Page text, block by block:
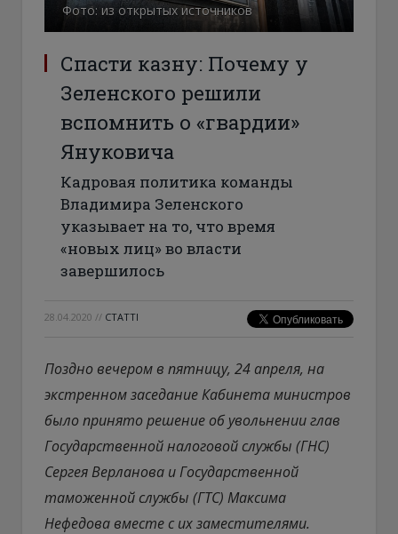
Фото: из открытых источников
Спасти казну: Почему у
Зеленского решили
вспомнить о «гвардии»
Януковича
Кадровая политика команды
Владимира Зеленского
указывает на то, что время
«новых лиц» во власти
завершилось
28.04.2020 // СТАТТІ
Поздно вечером в пятницу, 24 апреля, на
экстренном заседание Кабинета министров
было принято решение об увольнении глав
Государственной налоговой службы (ГНС)
Сергея Верланова и Государственной
таможенной службы (ГТС) Максима
Нефедова вместе с их заместителями.